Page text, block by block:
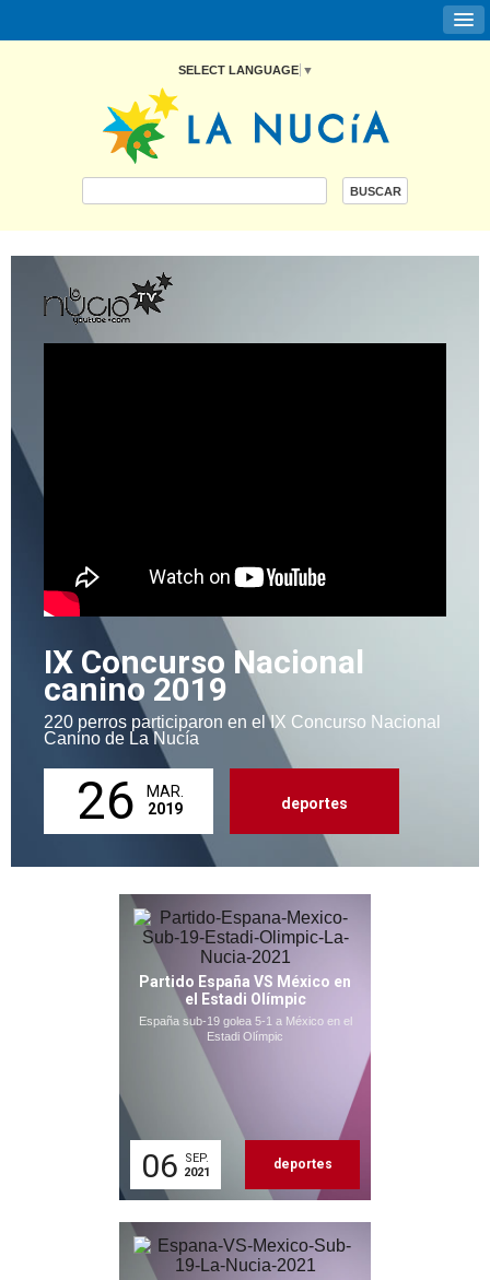
SELECT LANGUAGE ▼
IX Concurso Nacional
canino 2019
220 perros participaron en el IX Concurso Nacional
Canino de La Nucía
26
MAR.
2019
deportes
Partido España VS México en
el Estadi Olímpic
España sub-19 golea 5-1 a México en el
Estadi Olímpic
06
SEP.
2021
deportes